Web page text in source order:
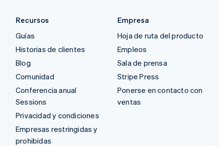
Recursos
Guías
Historias de clientes
Blog
Comunidad
Conferencia anual
Sessions
Privacidad y condiciones
Empresas restringidas y
prohibidas
Empresa
Hoja de ruta del producto
Empleos
Sala de prensa
Stripe Press
Ponerse en contacto con
ventas